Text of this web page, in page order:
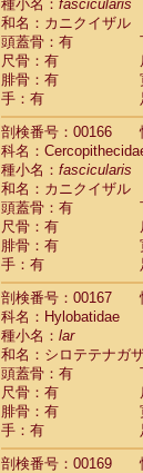
種小名： fascicularis
和名：カニクイザル
頭蓋骨：有
尺骨：有
腓骨：有
手：有
剖検番号：00166
科名：
種小名： fascicularis
和名：カニクイザル
頭蓋骨：有
尺骨：有
腓骨：有
手：有
剖検番号：00167
科名：Hylobatidae
種小名： lar
和名：シロテテナガ
頭蓋骨：有
尺骨：有
腓骨：有
手：有
剖検番号：00169